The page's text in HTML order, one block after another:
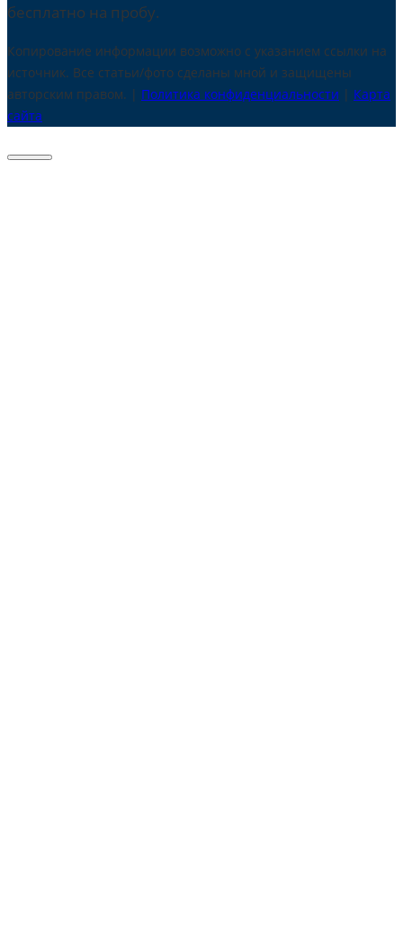
бесплатно на пробу.
Копирование информации возможно с указанием ссылки на
источник. Все статьи/фото сделаны мной и защищены
авторским правом. | Политика конфиденциальности | Карта
сайта